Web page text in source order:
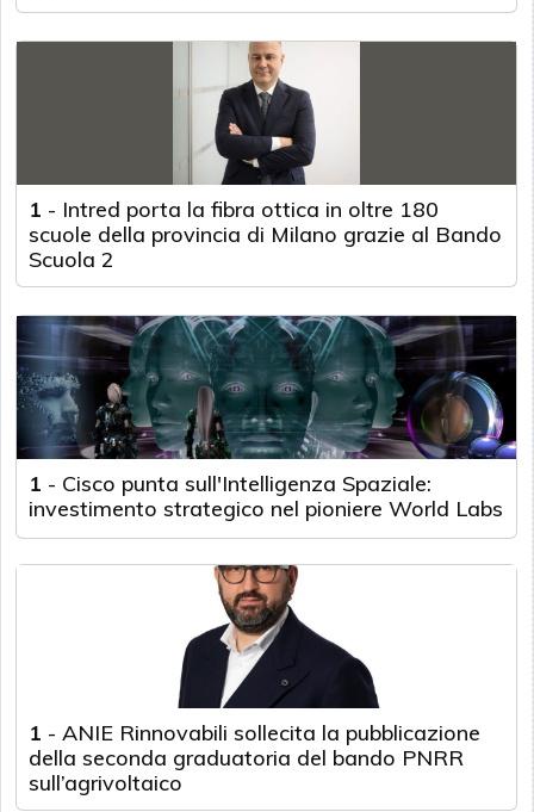
1 - Intred porta la fibra ottica in oltre 180
scuole della provincia di Milano grazie al Bando
Scuola 2
1 - Cisco punta sull'Intelligenza Spaziale:
investimento strategico nel pioniere World Labs
1 - ANIE Rinnovabili sollecita la pubblicazione
della seconda graduatoria del bando PNRR
sull’agrivoltaico